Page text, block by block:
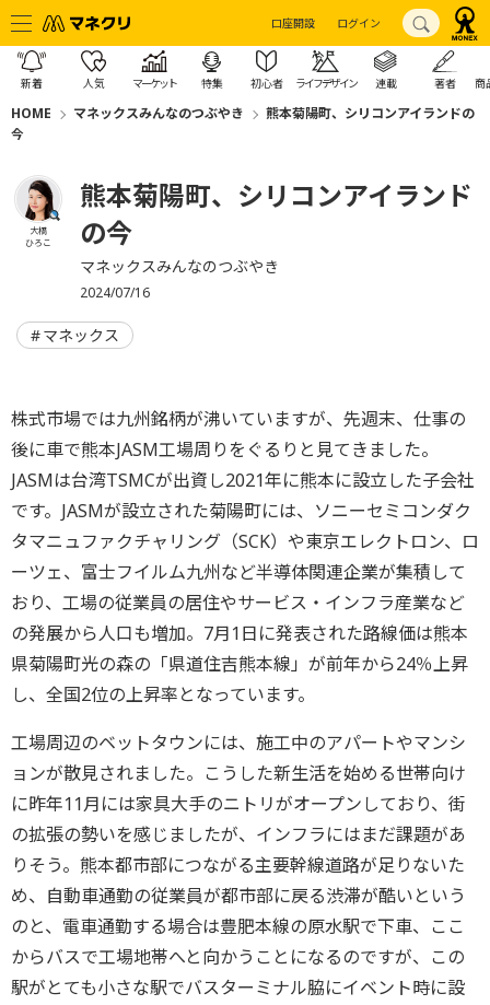
口座開設 ログイン
新着 人気 マーケット 特集 初心者 ライフデザイン 連載 著者 商
HOME マネックスみんなのつぶやき
熊本菊陽町、シリコンアイランドの
今
大橋
ひろこ
熊本菊陽町、シリコンアイランド
の今
マネックスみんなのつぶやき
2024/07/16
マネックス
株式市場では九州銘柄が沸いていますが、先週末、仕事の
後に車で熊本JASM工場周りをぐるりと見てきました。
JASMは台湾TSMCが出資し2021年に熊本に設立した子会社
です。JASMが設立された菊陽町には、ソニーセミコンダク
タマニュファクチャリング（SCK）や東京エレクトロン、ロ
ーツェ、富士フイルム九州など半導体関連企業が集積して
おり、工場の従業員の居住やサービス・インフラ産業など
の発展から人口も増加。7月1日に発表された路線価は熊本
県菊陽町光の森の「県道住吉熊本線」が前年から24％上昇
し、全国2位の上昇率となっています。
工場周辺のベットタウンには、施工中のアパートやマンシ
ョンが散見されました。こうした新生活を始める世帯向け
に昨年11月には家具大手のニトリがオープンしており、街
の拡張の勢いを感じましたが、インフラにはまだ課題があ
りそう。熊本都市部につながる主要幹線道路が足りないた
め、自動車通勤の従業員が都市部に戻る渋滞が酷いという
のと、電車通勤する場合は豊肥本線の原水駅で下車、ここ
からバスで工場地帯へと向かうことになるのですが、この
駅がとても小さな駅でバスターミナル脇にイベント時に設